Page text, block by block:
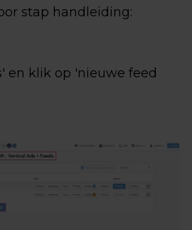
stap handleiding:
en klik op 'nieuwe feed